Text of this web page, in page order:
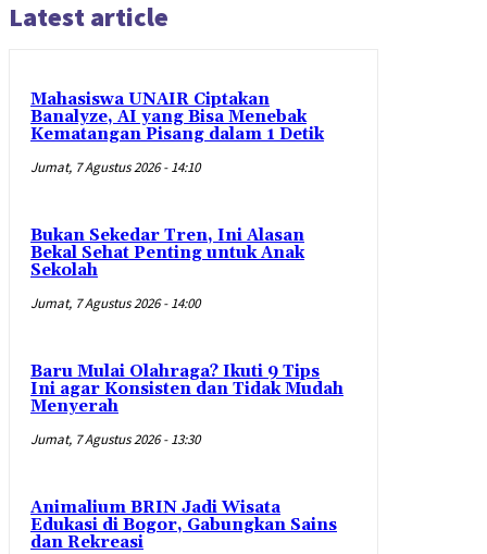
Latest article
Mahasiswa UNAIR Ciptakan
Banalyze, AI yang Bisa Menebak
Kematangan Pisang dalam 1 Detik
Jumat, 7 Agustus 2026 - 14:10
Bukan Sekedar Tren, Ini Alasan
Bekal Sehat Penting untuk Anak
Sekolah
Jumat, 7 Agustus 2026 - 14:00
Baru Mulai Olahraga? Ikuti 9 Tips
Ini agar Konsisten dan Tidak Mudah
Menyerah
Jumat, 7 Agustus 2026 - 13:30
Animalium BRIN Jadi Wisata
Edukasi di Bogor, Gabungkan Sains
dan Rekreasi